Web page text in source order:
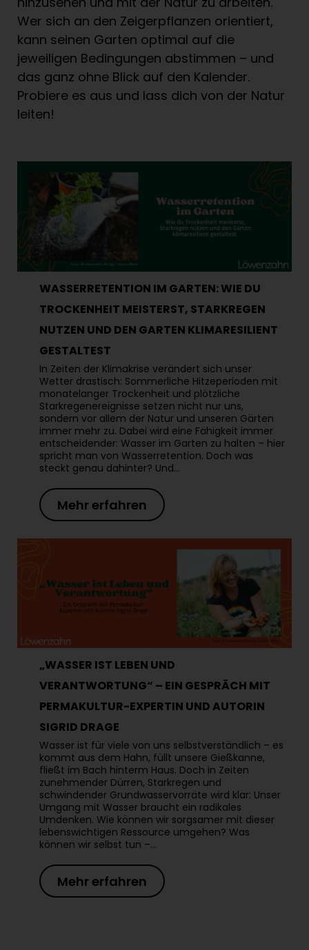
Wer sich an den Zeigerpflanzen orientiert,
kann seinen Garten optimal auf die
jeweiligen Bedingungen abstimmen – und
das ganz ohne Blick auf den Kalender.
Probiere es aus und lass dich von der Natur
leiten!
WASSERRETENTION IM GARTEN: WIE DU
TROCKENHEIT MEISTERST, STARKREGEN
NUTZEN UND DEN GARTEN KLIMARESILIENT
GESTALTEST
In Zeiten der Klimakrise verändert sich unser
Wetter drastisch: Sommerliche Hitzeperioden mit
monatelanger Trockenheit und plötzliche
Starkregenereignisse setzen nicht nur uns,
sondern vor allem der Natur und unseren Gärten
immer mehr zu. Dabei wird eine Fähigkeit immer
entscheidender: Wasser im Garten zu halten – hier
spricht man von Wasserretention. Doch was
steckt genau dahinter? Und…
Mehr erfahren
„WASSER IST LEBEN UND
VERANTWORTUNG“ – EIN GESPRÄCH MIT
PERMAKULTUR-EXPERTIN UND AUTORIN
SIGRID DRAGE
Wasser ist für viele von uns selbstverständlich – es
kommt aus dem Hahn, füllt unsere Gießkanne,
fließt im Bach hinterm Haus. Doch in Zeiten
zunehmender Dürren, Starkregen und
schwindender Grundwasservorräte wird klar: Unser
Umgang mit Wasser braucht ein radikales
Umdenken. Wie können wir sorgsamer mit dieser
lebenswichtigen Ressource umgehen? Was
können wir selbst tun –…
Mehr erfahren